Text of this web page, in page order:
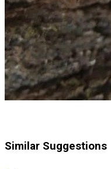
Similar Suggestions